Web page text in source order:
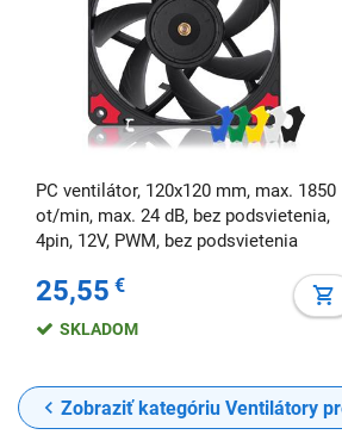
PC ventilátor, 120x120 mm, max. 1850
ot/min, max. 24 dB, bez podsvietenia,
4pin, 12V, PWM, bez podsvietenia
25,55 €
SKLADOM
Zobraziť kategóriu Ventilátory pre